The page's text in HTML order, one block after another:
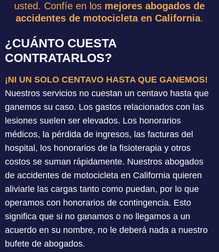
usted. Confíe en los mejores abogados de
accidentes de motocicleta en California.
¿CUÁNTO CUESTA
CONTRATARLOS?
¡NI UN SOLO CENTAVO HASTA QUE GANEMOS!
Nuestros servicios no cuestan un centavo hasta que
ganemos su caso. Los gastos relacionados con las
lesiones suelen ser elevados. Los honorarios
médicos, la pérdida de ingresos, las facturas del
hospital, los honorarios de la fisioterapia y otros
costos se suman rápidamente. Nuestros abogados
de accidentes de motocicleta en California quieren
aliviarle las cargas tanto como puedan, por lo que
operamos con honorarios de contingencia. Esto
significa que si no ganamos o no llegamos a un
acuerdo en su nombre, no le deberá nada a nuestro
bufete de abogados.